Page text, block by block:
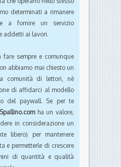
determinati a rimanere
a fornire un servizio
addetti ai lavori.
fare sempre e comunque
abbiamo mai chiesto un
comunità di lettori, nè
di affidarci al modello
del paywall. Se per te
ha un valore,
in considerazione un
libero) per mantenere
e permetterle di crescere
di quantità e qualità